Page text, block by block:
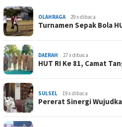
OLAHRAGA 29 x dibaca
Turnamen Sepak Bola
DAERAH 27 x dibaca
HUT RI Ke 81, Camat
SULSEL 19 x dibaca
Pererat Sinergi